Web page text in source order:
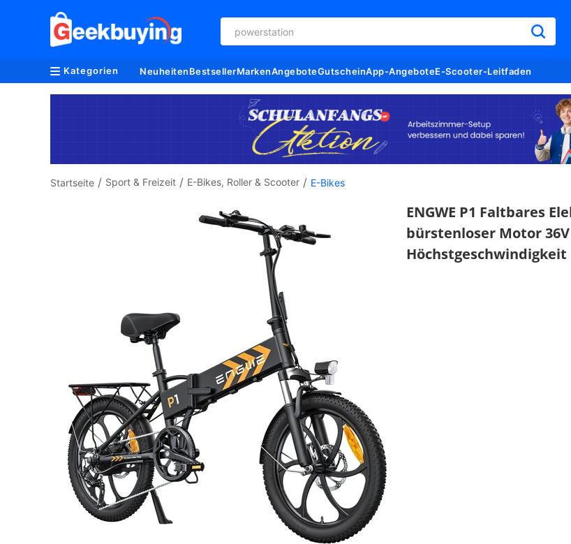
powerstation
Kategorien NeuheitenBestsellerMarkenAngeboteGutscheinApp-AngeboteE-Scooter-Leitfaden
Startseite / Sport & Freizeit / E-Bikes, Roller & Scooter / E-Bikes
ENGWE P1 Faltbares
bürstenloser Motor
Höchstgeschwindigkeit